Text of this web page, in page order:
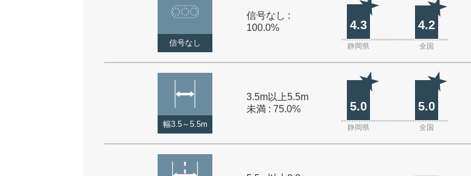
信号なし
信号なし :
100.0%
4.3 4.2
静岡県 全国
幅3.5～5.5m
3.5m以上5.5m
未満 : 75.0%
5.0 5.0
静岡県 全国